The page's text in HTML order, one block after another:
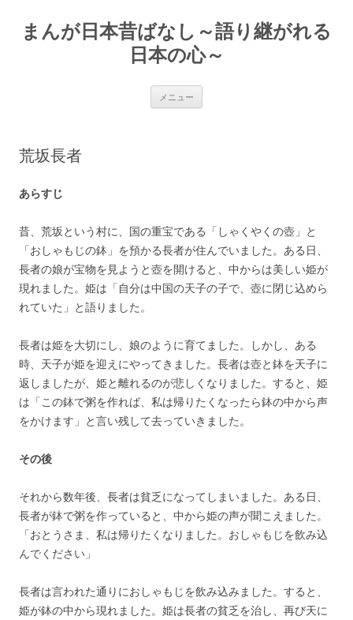
テ
ン
まんが日本昔ばなし～語り継がれる
日本の心～
メニュー
荒坂長者
あらすじ
昔、荒坂という村に、国の重宝である「しゃくやくの壺」と
「おしゃもじの鉢」を預かる長者が住んでいました。ある日、
長者の娘が宝物を見ようと壺を開けると、中からは美しい姫が
現れました。姫は「自分は中国の天子の子で、壺に閉じ込めら
れていた」と語りました。
長者は姫を大切にし、娘のように育てました。しかし、ある
時、天子が姫を迎えにやってきました。長者は壺と鉢を天子に
返しましたが、姫と離れるのが悲しくなりました。すると、姫
は「この鉢で粥を作れば、私は帰りたくなったら鉢の中から声
をかけます」と言い残して去っていきました。
その後
それから数年後、長者は貧乏になってしまいました。ある日、
長者が鉢で粥を作っていると、中から姫の声が聞こえました。
「おとうさま、私は帰りたくなりました。おしゃもじを飲み込
んでください」
長者は言われた通りにおしゃもじを飲み込みました。すると、
姫が鉢の中から現れました。姫は長者の貧乏を治し、再び天に